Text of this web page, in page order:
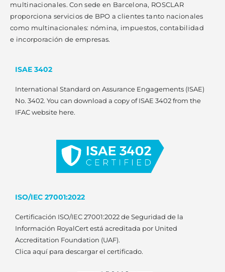
multinacionales. Con sede en Barcelona, ROSCLAR
proporciona servicios de BPO a clientes tanto nacionales
como multinacionales: nómina, impuestos, contabilidad
e incorporación de empresas.
ISAE 3402
International Standard on Assurance Engagements (ISAE)
No. 3402. You can download a copy of ISAE 3402 from the
IFAC website here.
ISO/IEC 27001:2022
Certificación ISO/IEC 27001:2022 de Seguridad de la
Información RoyalCert está acreditada por United
Accreditation Foundation (UAF).
Clica aquí para descargar el certificado.